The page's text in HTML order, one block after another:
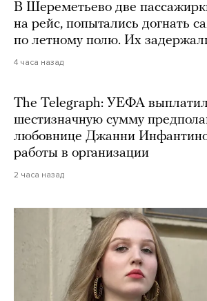
В Шереметьево две
на рейс, попытались догнать
по летному полю. Их
4 часа назад
The Telegraph: УЕФА
шестизначную сумму
любовнице Джанни
работы в организации
2 часа назад